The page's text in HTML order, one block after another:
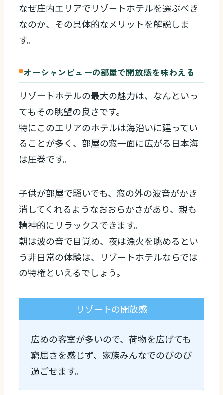
なぜ庄内エリアでリゾートホテルを選ぶべき
なのか、その具体的なメリットを解説しま
す。
オーシャンビューの部屋で開放感を味わえる
リゾートホテルの最大の魅力は、なんといっ
てもその眺望の良さです。
特にこのエリアのホテルは海沿いに建ってい
ることが多く、部屋の窓一面に広がる日本海
は圧巻です。
子供が部屋で騒いでも、窓の外の波音がかき
消してくれるようなおおらかさがあり、親も
精神的にリラックスできます。
朝は波の音で目覚め、夜は漁火を眺めるとい
う非日常の体験は、リゾートホテルならでは
の特権といえるでしょう。
リゾートの開放感
広めの客室が多いので、荷物を広げても
窮屈さを感じず、家族みんなでのびのび
過ごせます。